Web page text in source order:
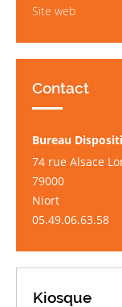
Site web
Contact
Bureau
74 rue Alsace
79000
Niort
05.49.06.63.58
Kiosque